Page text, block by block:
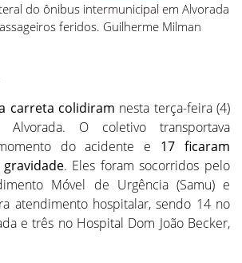
do ônibus intermunicipal em Alvorada
feridos. Guilherme Milman
carreta colidiram nesta terça-feira (4)
O coletivo transportava
do acidente e 17 ficaram
. Eles foram socorridos pelo
Móvel de Urgência (Samu) e
atendimento hospitalar, sendo 14 no
e três no Hospital Dom João Becker,